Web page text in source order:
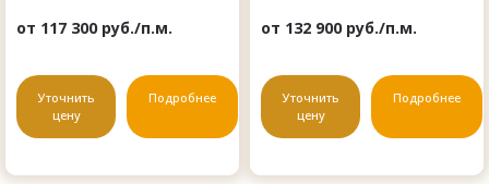
от 117 300 руб./п.м.
Уточнить
цену
Подробнее
от 132 900 руб./п.м.
Уточнить
цену
Подробнее